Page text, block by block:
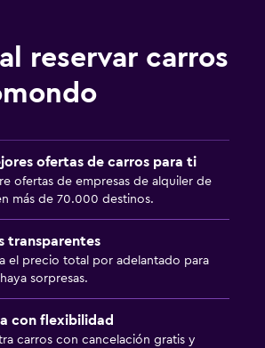
reservar carros
ofertas de carros para ti
ofertas de empresas de alquiler de
más de 70.000 destinos.
transparentes
el precio total por adelantado para
sorpresas.
con flexibilidad
carros con cancelación gratis y